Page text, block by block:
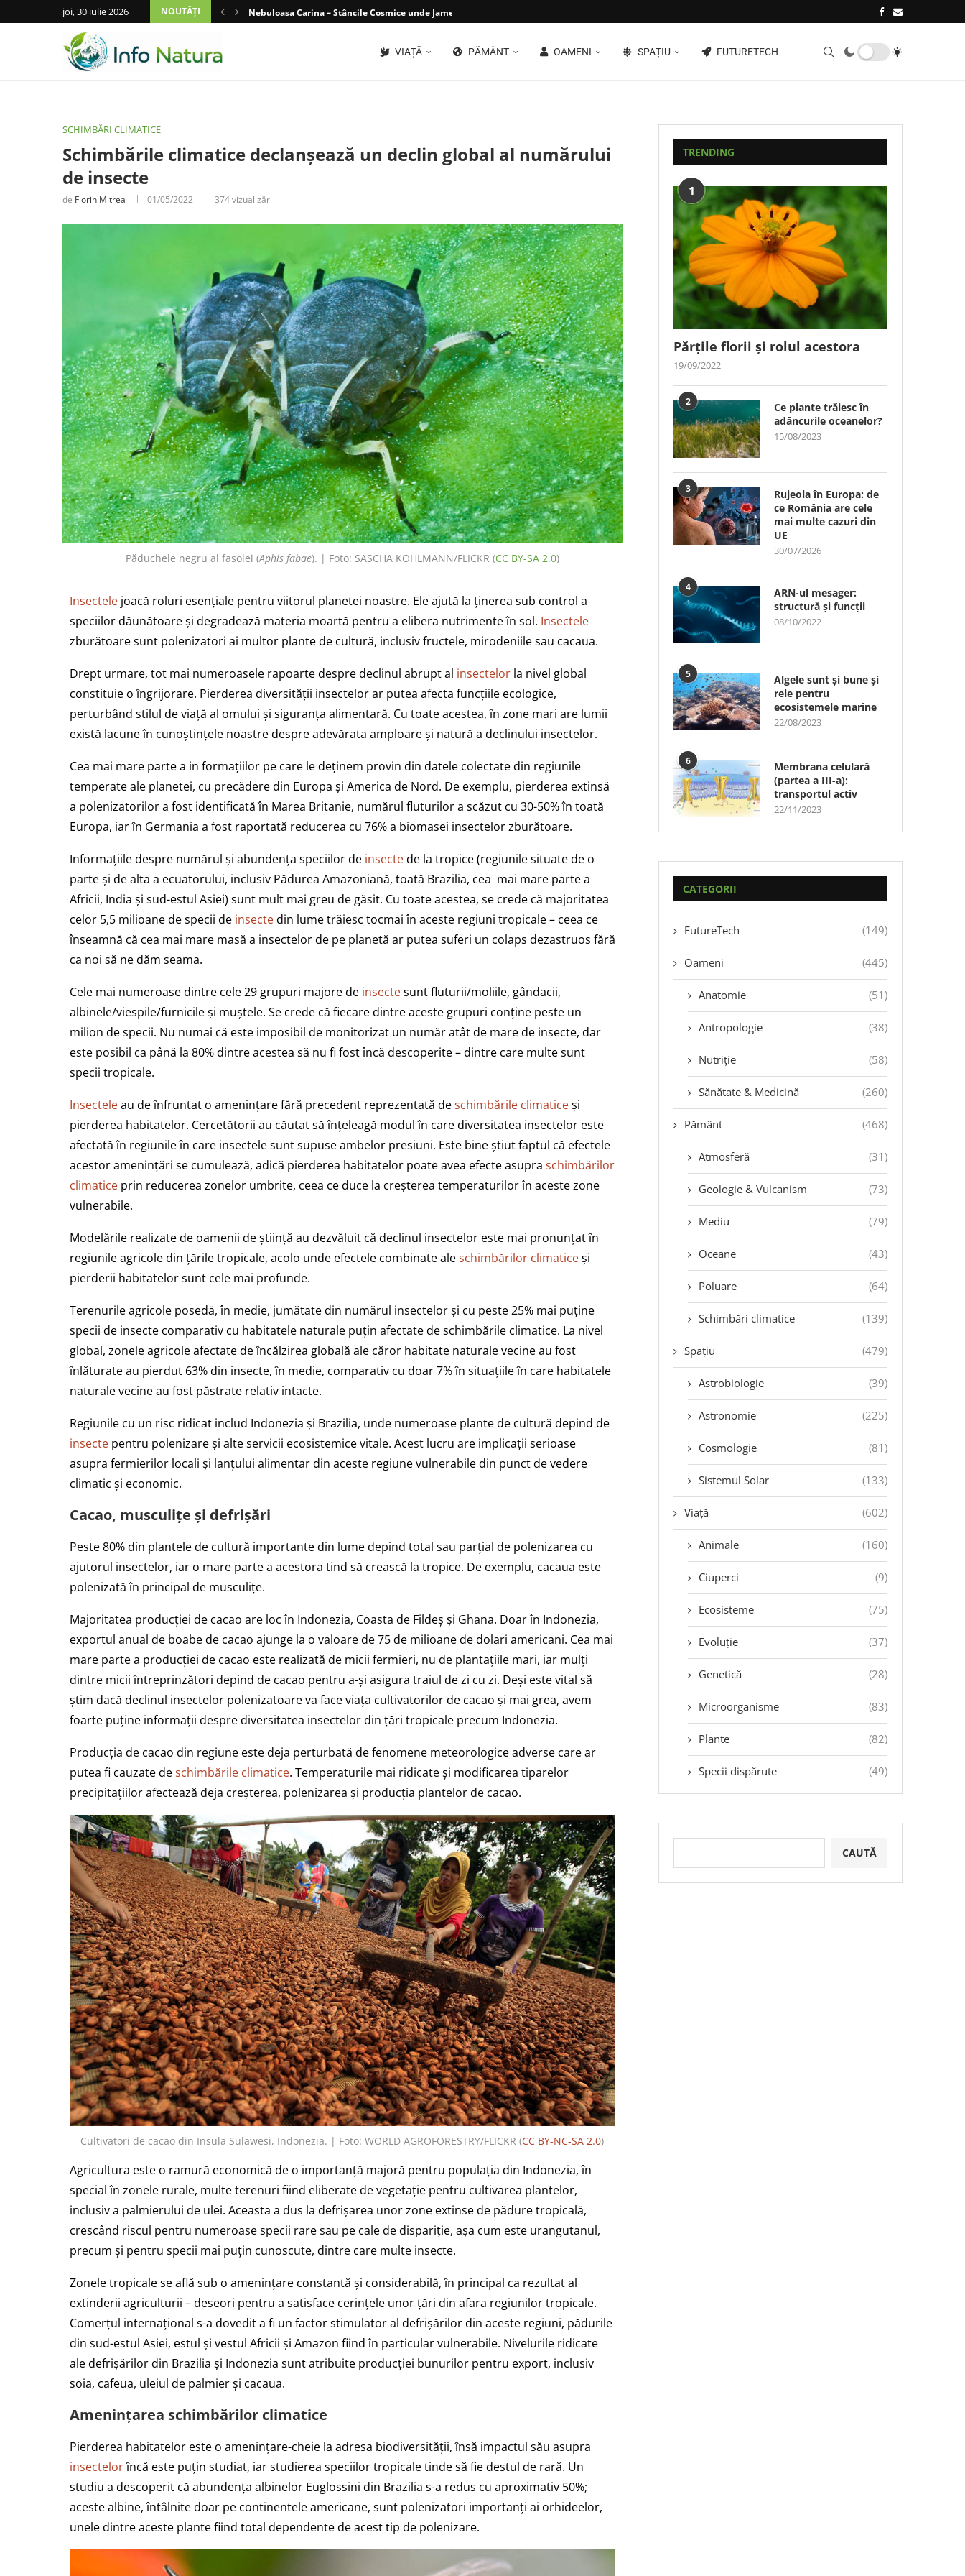
joi, 30 iulie 2026 NOUTĂȚI Nebuloasa Carina – Stâncile Cosmice unde James Webb...
VIAȚĂ PĂMÂNT OAMENI SPAȚIU FUTURETECH
SCHIMBĂRI CLIMATICE
Schimbările climatice declanșează un declin global al numărului
de insecte
de Florin Mitrea 01/05/2022 374vizualizări
Păduchele negru al fasolei (Aphis fabae). | Foto: SASCHA KOHLMANN/FLICKR (CC BY-SA 2.0)
Insectele joacă roluri esențiale pentru viitorul planetei noastre. Ele ajută la ținerea sub control a
speciilor dăunătoare și degradează materia moartă pentru a elibera nutrimente în sol. Insectele
zburătoare sunt polenizatori ai multor plante de cultură, inclusiv fructele, mirodeniile sau cacaua.
Drept urmare, tot mai numeroasele rapoarte despre declinul abrupt al insectelor la nivel global
constituie o îngrijorare. Pierderea diversității insectelor ar putea afecta funcțiile ecologice,
perturbând stilul de viață al omului și siguranța alimentară. Cu toate acestea, în zone mari are lumii
există lacune în cunoștințele noastre despre adevărata amploare și natură a declinului insectelor.
Cea mai mare parte a in formațiilor pe care le deținem provin din datele colectate din regiunile
temperate ale planetei, cu precădere din Europa și America de Nord. De exemplu, pierderea extinsă
a polenizatorilor a fost identificată în Marea Britanie, numărul fluturilor a scăzut cu 30-50% în toată
Europa, iar în Germania a fost raportată reducerea cu 76% a biomasei insectelor zburătoare.
Informațiile despre numărul și abundența speciilor de insectede la tropice (regiunile situate de o
parte și de alta a ecuatorului, inclusiv Pădurea Amazoniană, toată Brazilia, cea mai mare parte a
Africii, India și sud-estul Asiei) sunt mult mai greu de găsit. Cu toate acestea, se crede că majoritatea
celor 5,5 milioane de specii de insectedin lume trăiesc tocmai în aceste regiuni tropicale – ceea ce
înseamnă că cea mai mare masă a insectelor de pe planetă ar putea suferi un colaps dezastruos fără
ca noi să ne dăm seama.
Cele mai numeroase dintre cele 29 grupuri majore de insectesunt fluturii/moliile, gândacii,
albinele/viespile/furnicile și muștele. Se crede că fiecare dintre aceste grupuri conține peste un
milion de specii. Nu numai că este imposibil de monitorizat un număr atât de mare de insecte, dar
este posibil ca până la 80% dintre acestea să nu fi fost încă descoperite – dintre care multe sunt
specii tropicale.
Insecteleau de înfruntat o amenințare fără precedent reprezentată deschimbările climaticeși
pierderea habitatelor. Cercetătorii au căutat să înțeleagă modul în care diversitatea insectelor este
afectată în regiunile în care insectele sunt supuse ambelor presiuni. Este bine știut faptul că efectele
acestor amenințări se cumulează, adică pierderea habitatelor poate avea efecte asupra schimbărilor
climatice prin reducerea zonelor umbrite, ceea ce duce la creșterea temperaturilor în aceste zone
vulnerabile.
Modelările realizate de oamenii de știință au dezvăluit că declinul insectelor este mai pronunțat în
regiunile agricole din țările tropicale, acolo unde efectele combinate aleschimbărilor climaticeși
pierderii habitatelor sunt cele mai profunde.
Terenurile agricole posedă, în medie, jumătate din numărul insectelor și cu peste 25% mai puține
specii de insecte comparativ cu habitatele naturale puțin afectate de schimbările climatice. La nivel
global, zonele agricole afectate de încălzirea globală ale căror habitate naturale vecine au fost
înlăturate au pierdut 63% din insecte, în medie, comparativ cu doar 7% în situațiile în care habitatele
naturale vecine au fost păstrate relativ intacte.
Regiunile cu un risc ridicat includ Indonezia și Brazilia, unde numeroase plante de cultură depind de
insecte pentru polenizare și alte servicii ecosistemice vitale. Acest lucru are implicații serioase
asupra fermierilor locali și lanțului alimentar din aceste regiune vulnerabile din punct de vedere
climatic și economic.
Cacao, musculițe și defrișări
Peste 80% din plantele de cultură importante din lume depind total sau parțial de polenizarea cu
ajutorul insectelor, iar o mare parte a acestora tind să crească la tropice. De exemplu, cacaua este
polenizată în principal de musculițe.
Majoritatea producției de cacao are loc în Indonezia, Coasta de Fildeș și Ghana. Doar în Indonezia,
exportul anual de boabe de cacao ajunge la o valoare de 75 de milioane de dolari americani. Cea mai
mare parte a producției de cacao este realizată de micii fermieri, nu de plantațiile mari, iar mulți
dintre micii întreprinzători depind de cacao pentru a-și asigura traiul de zi cu zi. Deși este vital să
știm dacă declinul insectelor polenizatoare va face viața cultivatorilor de cacao și mai grea, avem
foarte puține informații despre diversitatea insectelor din țări tropicale precum Indonezia.
Producția de cacao din regiune este deja perturbată de fenomene meteorologice adverse care ar
putea fi cauzate deschimbările climatice. Temperaturile mai ridicate și modificarea tiparelor
precipitațiilor afectează deja creșterea, polenizarea și producția plantelor de cacao.
Cultivatori de cacao din Insula Sulawesi, Indonezia. | Foto: WORLD AGROFORESTRY/FLICKR (CC BY-NC-SA 2.0)
Agricultura este o ramură economică de o importanță majoră pentru populația din Indonezia, în
special în zonele rurale, multe terenuri fiind eliberate de vegetație pentru cultivarea plantelor,
inclusiv a palmierului de ulei. Aceasta a dus la defrișarea unor zone extinse de pădure tropicală,
crescând riscul pentru numeroase specii rare sau pe cale de dispariție, așa cum este urangutanul,
precum și pentru specii mai puțin cunoscute, dintre care multe insecte.
Zonele tropicale se află sub o amenințare constantă și considerabilă, în principal ca rezultat al
extinderii agriculturii – deseori pentru a satisface cerințele unor țări din afara regiunilor tropicale.
Comerțul internațional s-a dovedit a fi un factor stimulator al defrișărilor din aceste regiuni, pădurile
din sud-estul Asiei, estul și vestul Africii și Amazon fiind în particular vulnerabile. Nivelurile ridicate
ale defrișărilor din Brazilia și Indonezia sunt atribuite producției bunurilor pentru export, inclusiv
soia, cafeua, uleiul de palmier și cacaua.
Amenințarea schimbărilor climatice
Pierderea habitatelor este o amenințare-cheie la adresa biodiversității, însă impactul său asupra
insectelorîncă este puțin studiat, iar studierea speciilor tropicale tinde să fie destul de rară. Un
studiu a descoperit că abundența albinelor Euglossini din Brazilia s-a redus cu aproximativ 50%;
aceste albine, întâlnite doar pe continentele americane, sunt polenizatori importanți ai orhideelor,
unele dintre aceste plante fiind total dependente de acest tip de polenizare.
TRENDING
1
Părțile florii și rolul acestora
19/09/2022
2
Ce plante trăiesc în
adâncurile oceanelor?
15/08/2023
3
Rujeola în Europa: de
ce România are cele
mai multe cazuri din
UE
30/07/2026
4
ARN-ul mesager:
structură și funcții
08/10/2022
5
Algele sunt și bune și
rele pentru
ecosistemele marine
22/08/2023
6
Membrana celulară
(partea a III-a):
transportul activ
22/11/2023
CATEGORII
FutureTech (149)
Oameni (445)
Anatomie (51)
Antropologie (38)
Nutriție (58)
Sănătate & Medicină (260)
Pământ (468)
Atmosferă (31)
Geologie & Vulcanism (73)
Mediu (79)
Oceane (43)
Poluare (64)
Schimbări climatice (139)
Spațiu (479)
Astrobiologie (39)
Astronomie (225)
Cosmologie (81)
Sistemul Solar (133)
Viață (602)
Animale (160)
Ciuperci (9)
Ecosisteme (75)
Evoluție (37)
Genetică (28)
Microorganisme (83)
Plante (82)
Specii dispărute (49)
CAUTĂ